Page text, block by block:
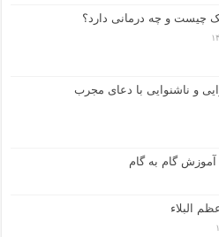
چیست و چه درمانی دارد؟
و ناشنوایی با دعای مجرب
گام به گام
البلاء